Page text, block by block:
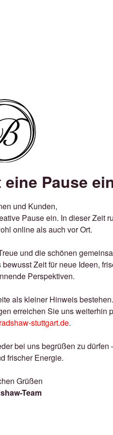
Pause
und Kunden,
Pause ein. In dieser Zeit
online als auch vor Ort.
und die schönen
Zeit für neue Ideen,
Perspektiven.
als kleiner Hinweis
erreichen Sie uns weiterhin
stuttgart.de.
bei uns begrüßen zu dürfen
frischer Energie.
Grüßen
Team